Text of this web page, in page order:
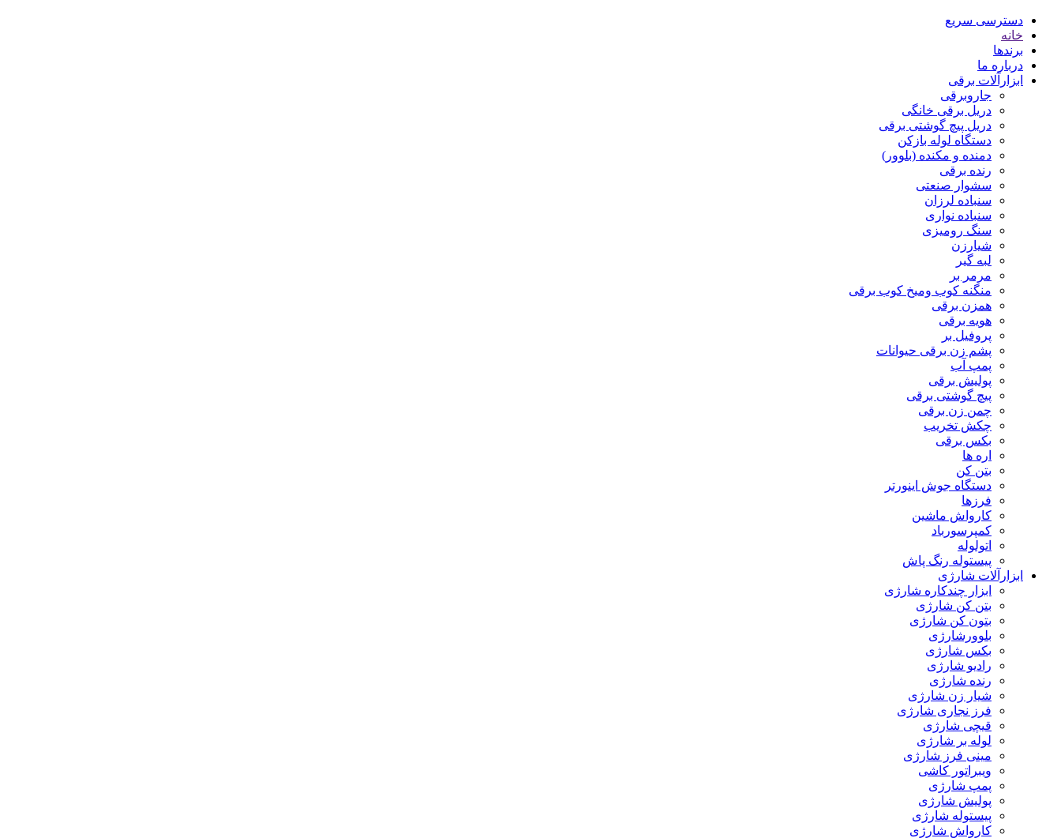
دسترسی سریع
خانه
برندها
درباره ما
ابزارآلات برقی
جاروبرقی
دریل برقی خانگی
دریل پیچ گوشتی برقی
دستگاه لوله بازکن
دمنده و مکنده (بلوور)
رنده برقی
سشوار صنعتی
سنباده لرزان
سنباده نواری
سنگ رومیزی
شیارزن
لبه گیر
مرمر بر
منگنه کوب ومیخ کوب برقی
همزن برقی
هویه برقی
پروفیل بر
پشم زن برقی حیوانات
پمپ آب
پولیش برقی
پیچ گوشتی برقی
چمن زن برقی
چکش تخریب
بکس برقی
اره ها
بتن کن
دستگاه جوش اینورتر
فرزها
کارواش ماشین
کمپرسورباد
اتولوله
پیستوله رنگ پاش
ابزارآلات شارژی
ابزار چندکاره شارژی
بتن کن شارژی
بتون کن شارژی
بلوورشارژی
بکس شارژی
رادیو شارژی
رنده شارژی
شیار زن شارژی
فرز نجاری شارژی
قیچی شارژی
لوله بر شارژی
مینی فرز شارژی
ویبراتور کاشی
پمپ شارژی
پولیش شارژی
پیستوله شارژی
کارواش شارژی